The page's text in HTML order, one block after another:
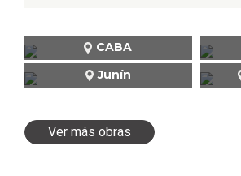
CABA
Junín
Ver más obras